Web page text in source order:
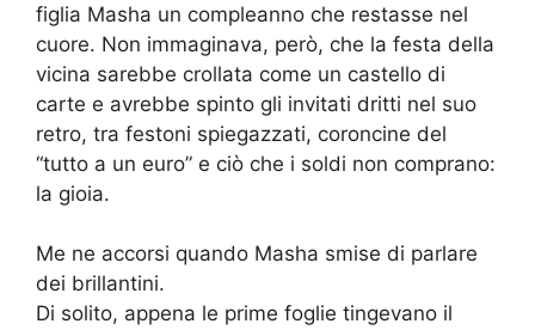
figlia Masha un compleanno che restasse nel
cuore. Non immaginava, però, che la festa della
vicina sarebbe crollata come un castello di
carte e avrebbe spinto gli invitati dritti nel suo
retro, tra festoni spiegazzati, coroncine del
“tutto a un euro” e ciò che i soldi non comprano:
la gioia.
Me ne accorsi quando Masha smise di parlare
dei brillantini.
Di solito, appena le prime foglie tinge­vano il